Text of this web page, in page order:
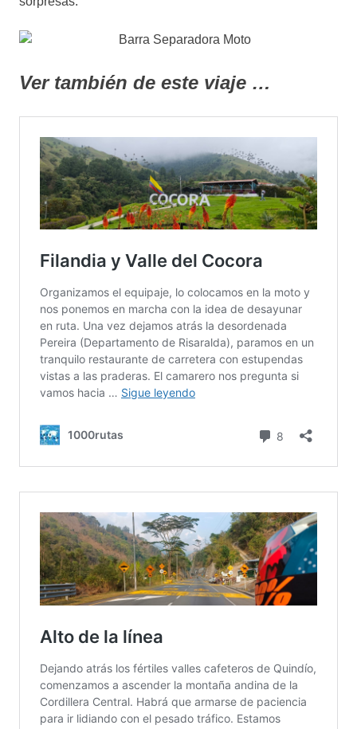
Ver también de este viaje …